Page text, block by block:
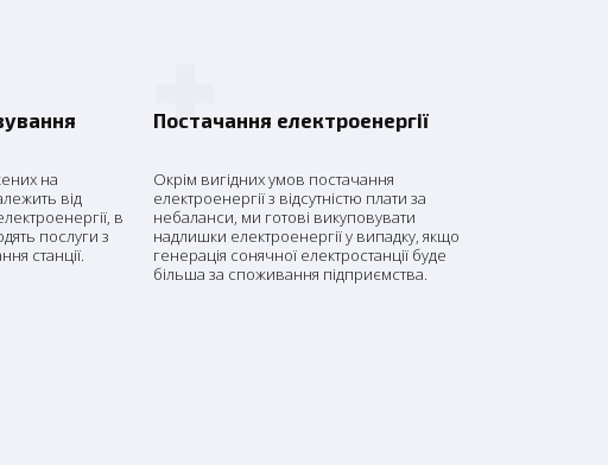
на
від
в
послуги з
станції.
+
Постачання електроенергії
Окрім вигідних умов постачання
електроенергії з відсутністю плати за
небаланси, ми готові викуповувати
надлишки електроенергії у випадку, якщо
генерація сонячної електростанції буде
більша за споживання підприємства.